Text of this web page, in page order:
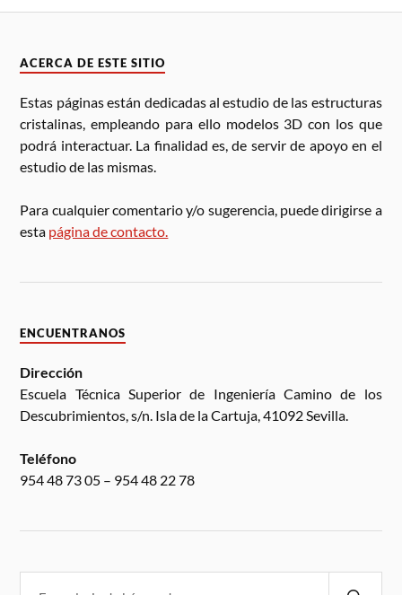
ACERCA DE ESTE SITIO
Estas páginas están dedicadas al estudio de las estructuras
cristalinas, empleando para ello modelos 3D con los que
podrá interactuar. La finalidad es, de servir de apoyo en el
estudio de las mismas.
Para cualquier comentario y/o sugerencia, puede dirigirse a
esta página de contacto.
ENCUENTRANOS
Dirección
Escuela Técnica Superior de Ingeniería Camino de los
Descubrimientos, s/n. Isla de la Cartuja, 41092 Sevilla.
Teléfono
954 48 73 05 – 954 48 22 78